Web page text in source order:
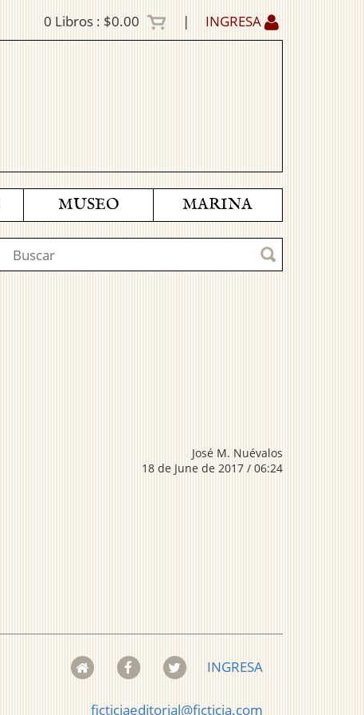
0 Libros : $0.00 | INGRESA
MUSEO MARINA
José M. Nuévalos
18 de June de 2017 / 06:24
INGRESA
ficticiaeditorial@ficticia.com